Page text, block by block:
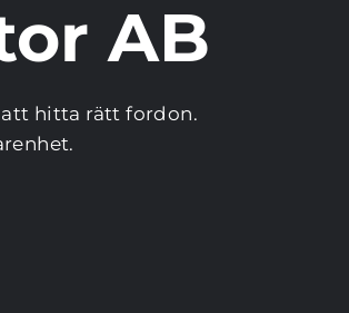
AB
att hitta rätt fordon.